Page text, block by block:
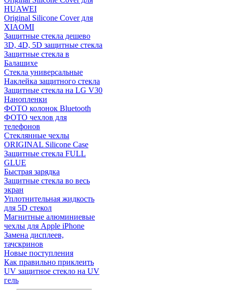
HUAWEI
Original Silicone Cover для
XIAOMI
Защитные стекла дешево
3D, 4D, 5D защитные стекла
Защитные стекла в
Балашихе
Стекла универсальные
Наклейка защитного стекла
Защитные стекла на LG V30
Нанопленки
ФОТО колонок Bluetooth
ФOTO чехлов для
телефонов
Стеклянные чехлы
ORIGINAL Silicone Case
Защитные стекла FULL
GLUE
Быстрая зарядка
Защитные стекла во весь
экран
Уплотнительная жидкость
для 5D стекол
Магнитные алюминиевые
чехлы для Apple iPhone
Замена дисплеев,
тачскринов
Новые поступления
Как правильно приклеить
UV защитное стекло на UV
гель